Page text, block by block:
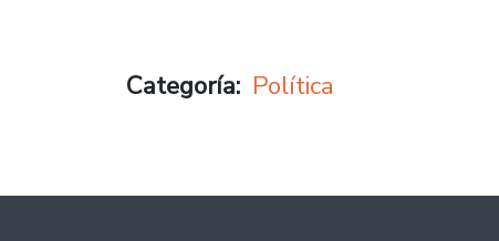
Categoría Política